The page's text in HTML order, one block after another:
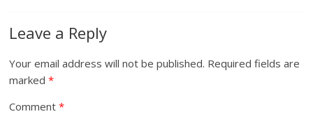
Leave a Reply
Your email address will not be published. Required fields are
marked*
Comment*